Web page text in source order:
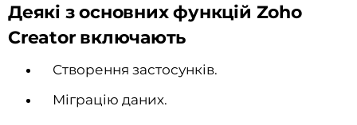
Деякі з основних функцій Zoho
Creator включають
Створення застосунків.
Міграцію даних.